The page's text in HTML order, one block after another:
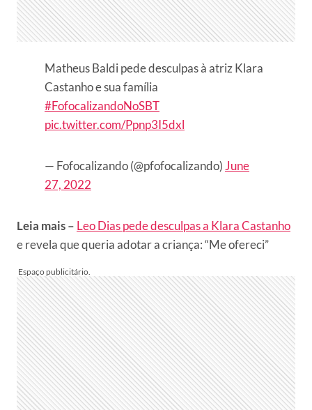
Matheus Baldi pede desculpas à atriz Klara
Castanho e sua família
#FofocalizandoNoSBT
pic.twitter.com/Ppnp3I5dxl
— Fofocalizando (@pfofocalizando)June
27, 2022
Leia mais – Leo Dias pede desculpas a Klara Castanho
e revela que queria adotar a criança: “Me ofereci”